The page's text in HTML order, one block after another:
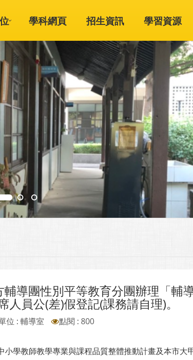
學科網頁 招生資訊 學習資源
導團性別平等教育分團辦理「輔
員公(差)假登記(課務請自理)。
位 : 輔導室
點閱 : 800
學教師教學專業與課程品質整體推動計畫及本市大